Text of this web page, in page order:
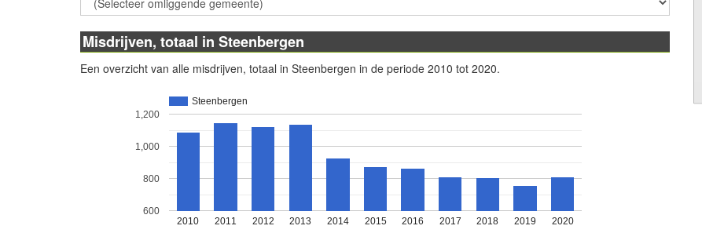
Misdrijven, totaal in Steenbergen
Een overzicht van alle misdrijven, totaal in Steenbergen in de periode 2010 tot 2020.
Steenbergen
2010 2011 2012 2013 2014 2015 2016 2017 2018 2019 2020
600
800
1,000
1,200